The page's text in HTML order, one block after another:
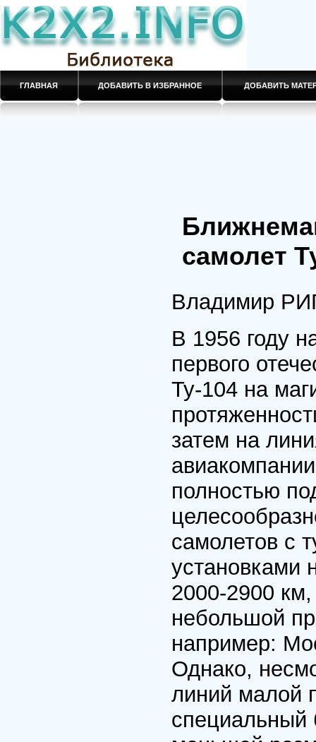
ГЛАВНАЯ ДОБАВИТЬ В ИЗБРАННОЕ ДОБАВИТЬ
самолет
Владимир
В 1956 году
первого
Ту-104 на
затем на
полностью
самолетов с
установками
2000-2900
небольшой
например:
Однако,
линий малой
специальный